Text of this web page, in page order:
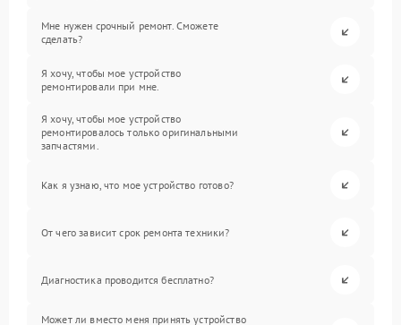
Мне нужен срочный ремонт. Сможете
сделать?
Я хочу, чтобы мое устройство
ремонтировали при мне.
Я хочу, чтобы мое устройство
ремонтировалось только оригинальными
запчастями.
Как я узнаю, что мое устройство готово?
От чего зависит срок ремонта техники?
Диагностика проводится бесплатно?
Может ли вместо меня принять устройство